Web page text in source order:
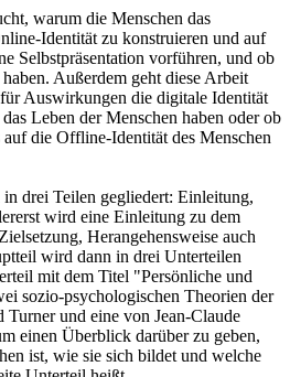
warum die Menschen das
Identität zu konstruieren und auf
Selbstpräsentation vorführen, und ob
Außerdem geht diese Arbeit
Auswirkungen die digitale Identität
Leben der Menschen haben oder ob
die Offline-Identität des Menschen
drei Teilen gegliedert: Einleitung,
wird eine Einleitung zu dem
Herangehensweise auch
wird dann in drei Unterteilen
mit dem Titel "Persönliche und
sozio-psychologischen Theorien der
und eine von Jean-Claude
einen Überblick darüber zu geben,
ist, wie sie sich bildet und welche